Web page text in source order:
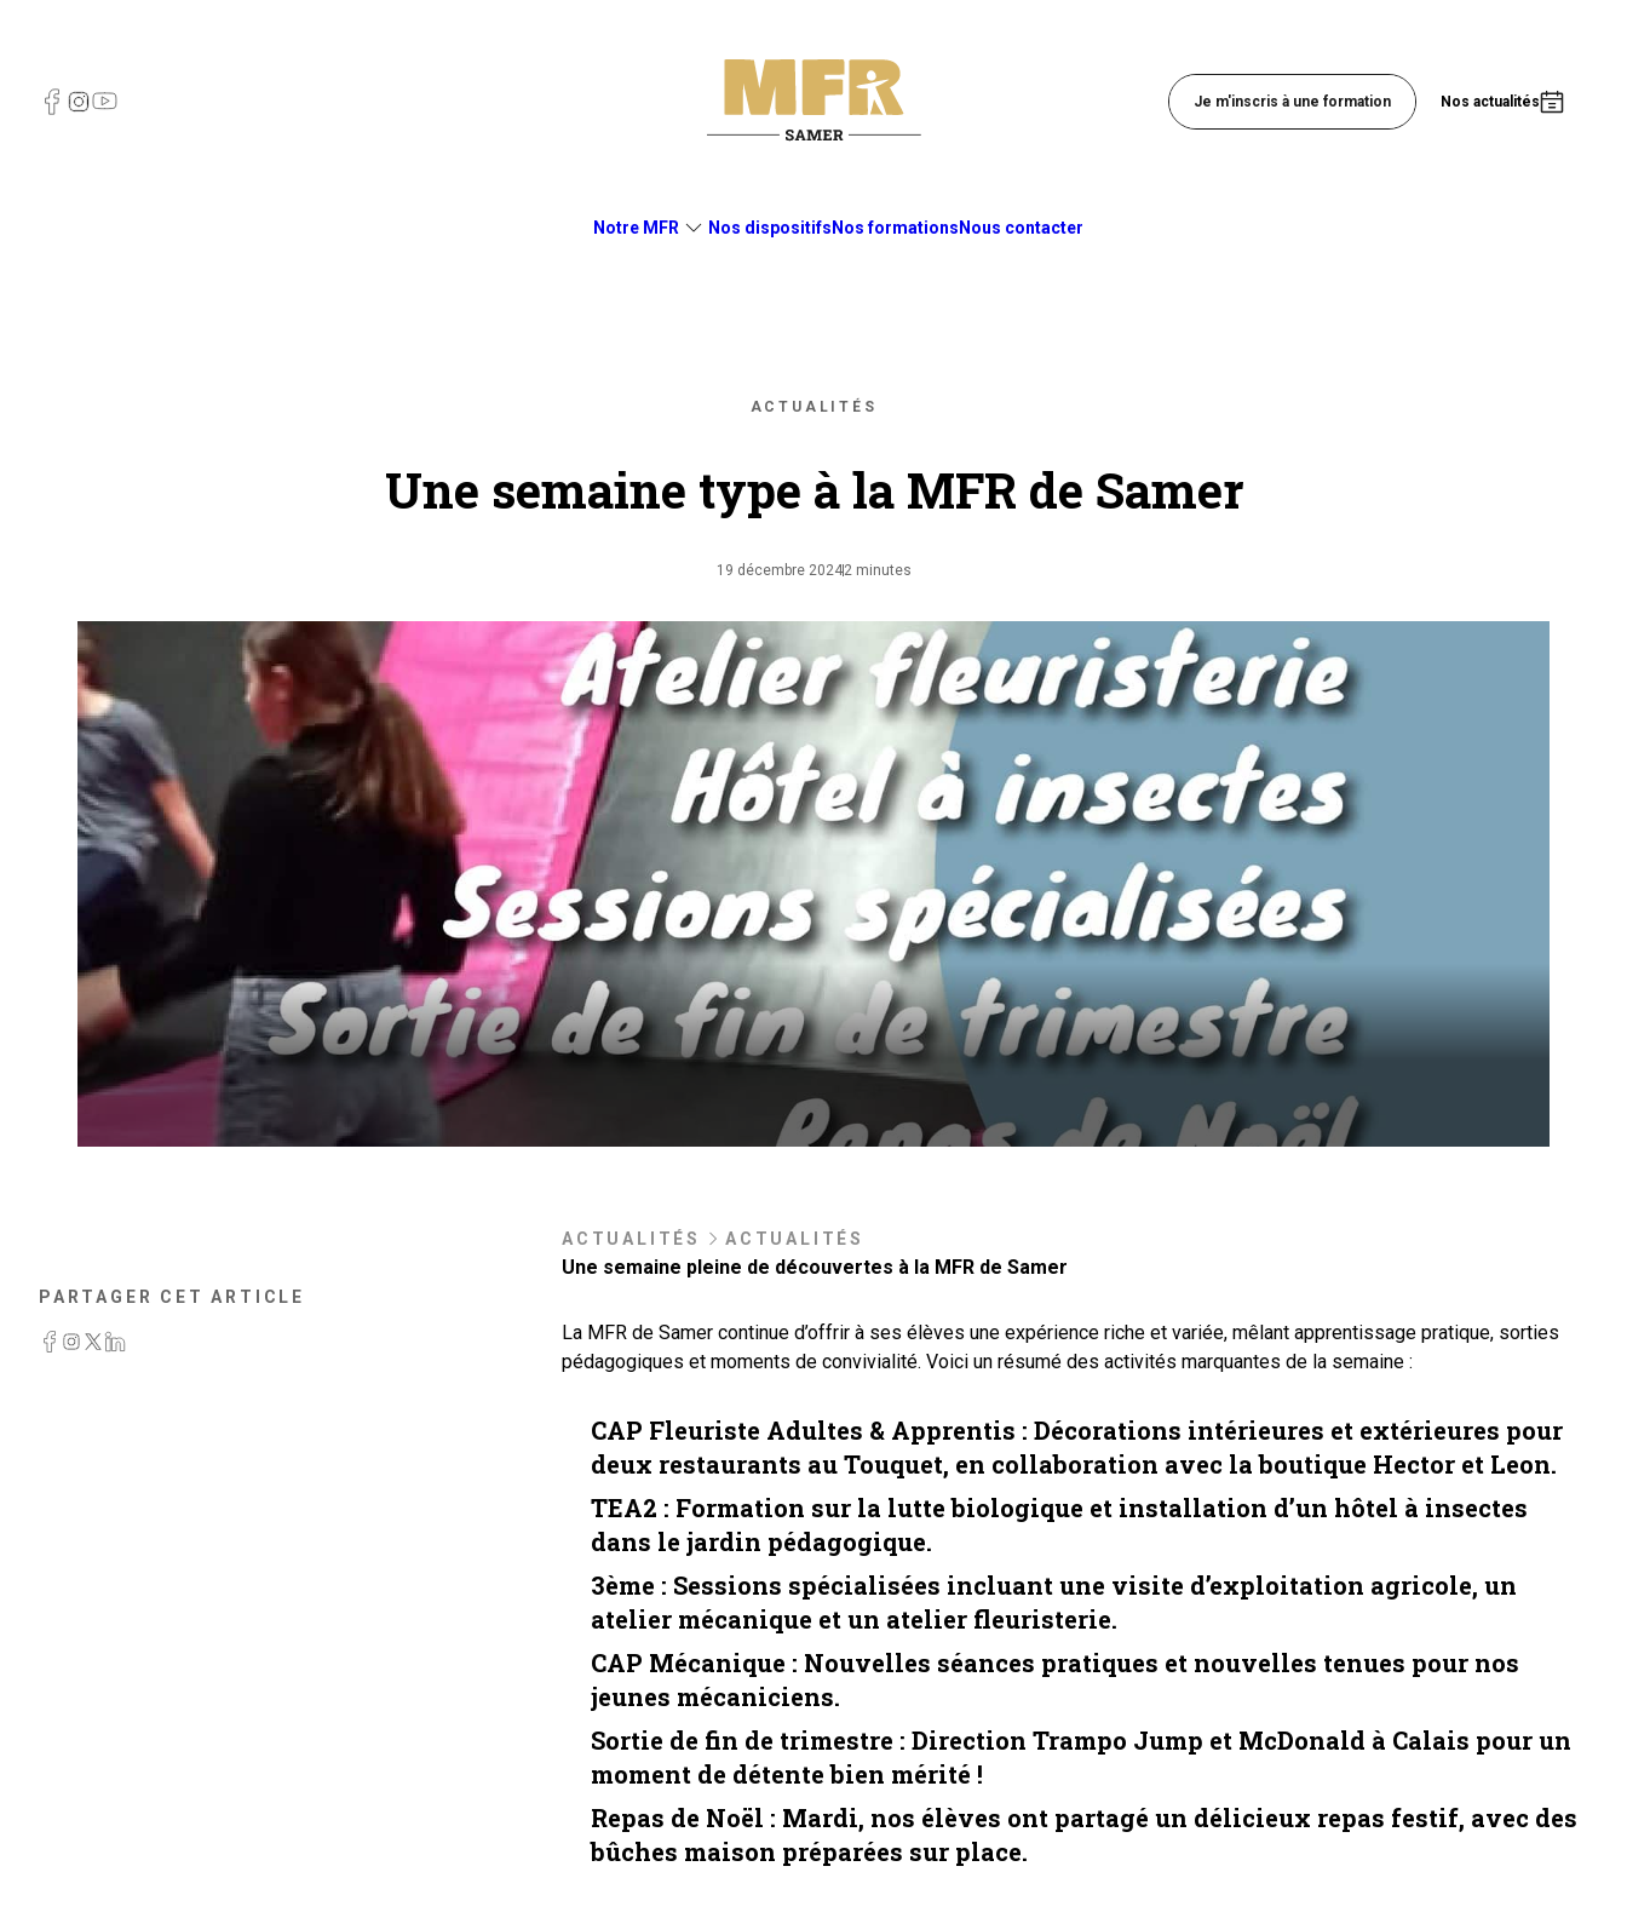
Notre MFR Nos dispositifs Nos formations Nous contacter
Je m'inscris à une formation Nos actualités
ACTUALITÉS
Une semaine type à la MFR de Samer
19 décembre 20242 minutes
PARTAGER CET ARTICLE
ACTUALITÉS ACTUALITÉS
Une semaine pleine de découvertes à la MFR de Samer
La MFR de Samer continue d’offrir à ses élèves une expérience riche et variée, mêlant apprentissage pratique, sorties
pédagogiques et moments de convivialité. Voici un résumé des activités marquantes de la semaine :
CAP Fleuriste Adultes & Apprentis : Décorations intérieures et extérieures pour
deux restaurants au Touquet, en collaboration avec la boutique Hector et Leon.
TEA2 : Formation sur la lutte biologique et installation d’un hôtel à insectes
dans le jardin pédagogique.
3ème : Sessions spécialisées incluant une visite d’exploitation agricole, un
atelier mécanique et un atelier fleuristerie.
CAP Mécanique : Nouvelles séances pratiques et nouvelles tenues pour nos
jeunes mécaniciens.
Sortie de fin de trimestre : Direction Trampo Jump et McDonald à Calais pour un
moment de détente bien mérité !
Repas de Noël : Mardi, nos élèves ont partagé un délicieux repas festif, avec des
bûches maison préparées sur place.